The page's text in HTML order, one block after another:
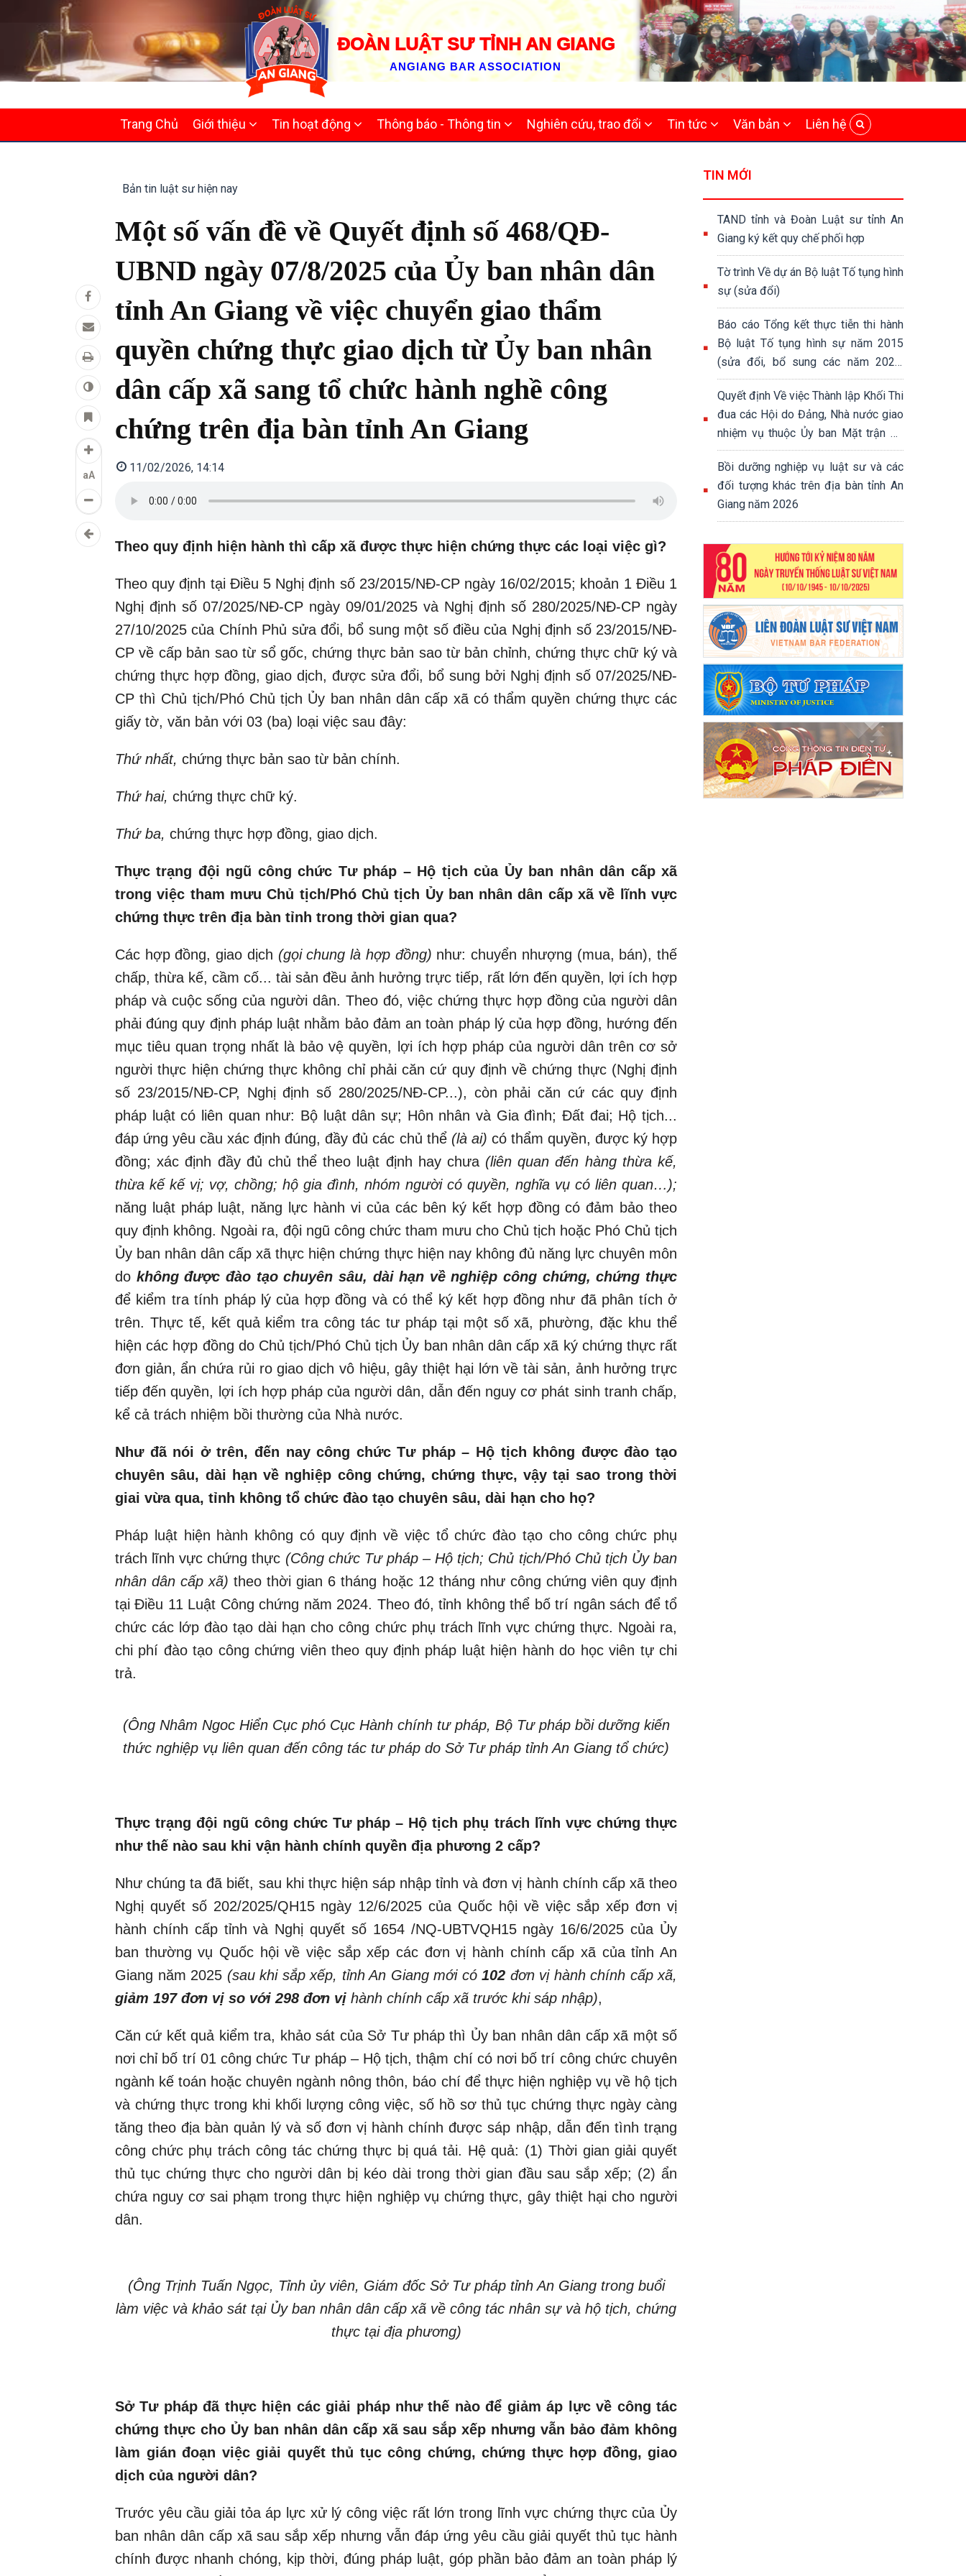
ĐOÀN LUẬT SƯ TỈNH AN GIANG
ANGIANG BAR ASSOCIATION
NAVIGATION
Trang Chủ Giới thiệu Tin hoạt động Thông báo - Thông tin Nghiên cứu, trao đổi Tin tức Văn bản Liên hệ
aA
Bản tin luật sư hiện nay
Một số vấn đề về Quyết định số 468/QĐ-
UBND ngày 07/8/2025 của Ủy ban nhân dân
tỉnh An Giang về việc chuyển giao thẩm
quyền chứng thực giao dịch từ Ủy ban nhân
dân cấp xã sang tổ chức hành nghề công
chứng trên địa bàn tỉnh An Giang
11/02/2026, 14:14
Theo quy định hiện hành thì cấp xã được thực hiện chứng thực các loại việc gì?
Theo quy định tại Điều 5 Nghị định số 23/2015/NĐ-CP ngày 16/02/2015; khoản 1 Điều 1
Nghị định số 07/2025/NĐ-CP ngày 09/01/2025 và Nghị định số 280/2025/NĐ-CP ngày
27/10/2025 của Chính Phủ sửa đổi, bổ sung một số điều của Nghị định số 23/2015/NĐ-
CP về cấp bản sao từ sổ gốc, chứng thực bản sao từ bản chỉnh, chứng thực chữ ký và
chứng thực hợp đồng, giao dịch, được sửa đổi, bổ sung bởi Nghị định số 07/2025/NĐ-
CP thì Chủ tịch/Phó Chủ tịch Ủy ban nhân dân cấp xã có thẩm quyền chứng thực các
giấy tờ, văn bản với 03 (ba) loại việc sau đây:
Thứ nhất, chứng thực bản sao từ bản chính.
Thứ hai, chứng thực chữ ký.
Thứ ba, chứng thực hợp đồng, giao dịch.
Thực trạng đội ngũ công chức Tư pháp – Hộ tịch của Ủy ban nhân dân cấp xã
trong việc tham mưu Chủ tịch/Phó Chủ tịch Ủy ban nhân dân cấp xã về lĩnh vực
chứng thực trên địa bàn tỉnh trong thời gian qua?
Các hợp đồng, giao dịch (gọi chung là hợp đồng) như: chuyển nhượng (mua, bán), thế
chấp, thừa kế, cầm cố... tài sản đều ảnh hưởng trực tiếp, rất lớn đến quyền, lợi ích hợp
pháp và cuộc sống của người dân. Theo đó, việc chứng thực hợp đồng của người dân
phải đúng quy định pháp luật nhằm bảo đảm an toàn pháp lý của hợp đồng, hướng đến
mục tiêu quan trọng nhất là bảo vệ quyền, lợi ích hợp pháp của người dân trên cơ sở
người thực hiện chứng thực không chỉ phải căn cứ quy định về chứng thực (Nghị định
số 23/2015/NĐ-CP, Nghị định số 280/2025/NĐ-CP...), còn phải căn cứ các quy định
pháp luật có liên quan như: Bộ luật dân sự; Hôn nhân và Gia đình; Đất đai; Hộ tịch...
đáp ứng yêu cầu xác định đúng, đầy đủ các chủ thể (là ai) có thẩm quyền, được ký hợp
đồng; xác định đầy đủ chủ thể theo luật định hay chưa (liên quan đến hàng thừa kế,
thừa kế kế vị; vợ, chồng; hộ gia đình, nhóm người có quyền, nghĩa vụ có liên quan…);
năng luật pháp luật, năng lực hành vi của các bên ký kết hợp đồng có đảm bảo theo
quy định không. Ngoài ra, đội ngũ công chức tham mưu cho Chủ tịch hoặc Phó Chủ tịch
Ủy ban nhân dân cấp xã thực hiện chứng thực hiện nay không đủ năng lực chuyên môn
do không được đào tạo chuyên sâu, dài hạn về nghiệp công chứng, chứng thực
để kiểm tra tính pháp lý của hợp đồng và có thể ký kết hợp đồng như đã phân tích ở
trên. Thực tế, kết quả kiểm tra công tác tư pháp tại một số xã, phường, đặc khu thể
hiện các hợp đồng do Chủ tịch/Phó Chủ tịch Ủy ban nhân dân cấp xã ký chứng thực rất
đơn giản, ẩn chứa rủi ro giao dịch vô hiệu, gây thiệt hại lớn về tài sản, ảnh hưởng trực
tiếp đến quyền, lợi ích hợp pháp của người dân, dẫn đến nguy cơ phát sinh tranh chấp,
kể cả trách nhiệm bồi thường của Nhà nước.
Như đã nói ở trên, đến nay công chức Tư pháp – Hộ tịch không được đào tạo
chuyên sâu, dài hạn về nghiệp công chứng, chứng thực, vậy tại sao trong thời
giai vừa qua, tỉnh không tổ chức đào tạo chuyên sâu, dài hạn cho họ?
Pháp luật hiện hành không có quy định về việc tổ chức đào tạo cho công chức phụ
trách lĩnh vực chứng thực (Công chức Tư pháp – Hộ tịch; Chủ tịch/Phó Chủ tịch Ủy ban
nhân dân cấp xã) theo thời gian 6 tháng hoặc 12 tháng như công chứng viên quy định
tại Điều 11 Luật Công chứng năm 2024. Theo đó, tỉnh không thể bố trí ngân sách để tổ
chức các lớp đào tạo dài hạn cho công chức phụ trách lĩnh vực chứng thực. Ngoài ra,
chi phí đào tạo công chứng viên theo quy định pháp luật hiện hành do học viên tự chi
trả.
(Ông Nhâm Ngoc Hiển Cục phó Cục Hành chính tư pháp, Bộ Tư pháp bồi dưỡng kiến
thức nghiệp vụ liên quan đến công tác tư pháp do Sở Tư pháp tỉnh An Giang tổ chức)
Thực trạng đội ngũ công chức Tư pháp – Hộ tịch phụ trách lĩnh vực chứng thực
như thế nào sau khi vận hành chính quyền địa phương 2 cấp?
Như chúng ta đã biết, sau khi thực hiện sáp nhập tỉnh và đơn vị hành chính cấp xã theo
Nghị quyết số 202/2025/QH15 ngày 12/6/2025 của Quốc hội về việc sắp xếp đơn vị
hành chính cấp tỉnh và Nghị quyết số 1654 /NQ-UBTVQH15 ngày 16/6/2025 của Ủy
ban thường vụ Quốc hội về việc sắp xếp các đơn vị hành chính cấp xã của tỉnh An
Giang năm 2025 (sau khi sắp xếp, tỉnh An Giang mới có102 đơn vị hành chính cấp xã,
giảm 197 đơn vị so với 298 đơn vị hành chính cấp xã trước khi sáp nhập),
Căn cứ kết quả kiểm tra, khảo sát của Sở Tư pháp thì Ủy ban nhân dân cấp xã một số
nơi chỉ bố trí 01 công chức Tư pháp – Hộ tịch, thậm chí có nơi bố trí công chức chuyên
ngành kế toán hoặc chuyên ngành nông thôn, báo chí để thực hiện nghiệp vụ về hộ tịch
và chứng thực trong khi khối lượng công việc, số hồ sơ thủ tục chứng thực ngày càng
tăng theo địa bàn quản lý và số đơn vị hành chính được sáp nhập, dẫn đến tình trạng
công chức phụ trách công tác chứng thực bị quá tải. Hệ quả: (1) Thời gian giải quyết
thủ tục chứng thực cho người dân bị kéo dài trong thời gian đầu sau sắp xếp; (2) ẩn
chứa nguy cơ sai phạm trong thực hiện nghiệp vụ chứng thực, gây thiệt hại cho người
dân.
(Ông Trịnh Tuấn Ngọc, Tỉnh ủy viên, Giám đốc Sở Tư pháp tỉnh An Giang trong buổi
làm việc và khảo sát tại Ủy ban nhân dân cấp xã về công tác nhân sự và hộ tịch, chứng
thực tại địa phương)
Sở Tư pháp đã thực hiện các giải pháp như thế nào để giảm áp lực về công tác
chứng thực cho Ủy ban nhân dân cấp xã sau sắp xếp nhưng vẫn bảo đảm không
làm gián đoạn việc giải quyết thủ tục công chứng, chứng thực hợp đồng, giao
dịch của người dân?
Trước yêu cầu giải tỏa áp lực xử lý công việc rất lớn trong lĩnh vực chứng thực của Ủy
ban nhân dân cấp xã sau sắp xếp nhưng vẫn đáp ứng yêu cầu giải quyết thủ tục hành
chính được nhanh chóng, kịp thời, đúng pháp luật, góp phần bảo đảm an toàn pháp lý
TIN MỚI
TAND tỉnh và Đoàn Luật sư tỉnh An
Giang ký kết quy chế phối hợp
Tờ trình Về dự án Bộ luật Tố tụng hình
sự (sửa đổi)
Báo cáo Tổng kết thực tiễn thi hành
Bộ luật Tố tụng hình sự năm 2015
(sửa đổi, bổ sung các năm 2021,
2024 và 2025)
Quyết định Về việc Thành lập Khối Thi
đua các Hội do Đảng, Nhà nước giao
nhiệm vụ thuộc Ủy ban Mặt trận Tổ
quốc Việt Nam tỉnh
Bồi dưỡng nghiệp vụ luật sư và các
đối tượng khác trên địa bàn tỉnh An
Giang năm 2026